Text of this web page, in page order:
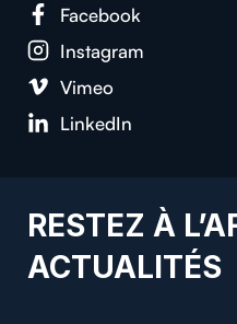
Face­book
Insta­gram
Vimeo
LinkedIn
RESTEZ À
ACTUALITÉS